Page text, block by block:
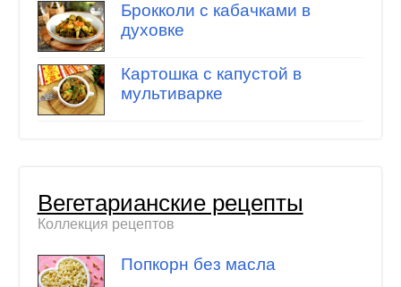
Брокколи с кабачками в
духовке
Картошка с капустой в
мультиварке
Вегетарианские рецепты
Коллекция рецептов
Попкорн без масла